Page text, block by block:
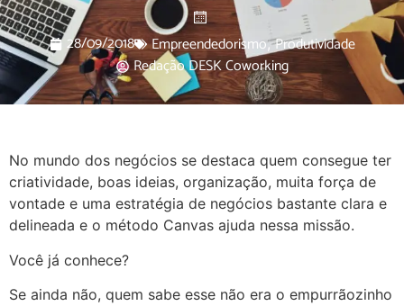
28/09/2018 Empreendedorismo,Produtividade
Redação DESK Coworking
No mundo dos negócios se destaca quem consegue ter
criatividade, boas ideias, organização, muita força de
vontade e uma estratégia de negócios bastante clara e
delineada e o método Canvas ajuda nessa missão.
Você já conhece?
Se ainda não, quem sabe esse não era o empurrãozinho